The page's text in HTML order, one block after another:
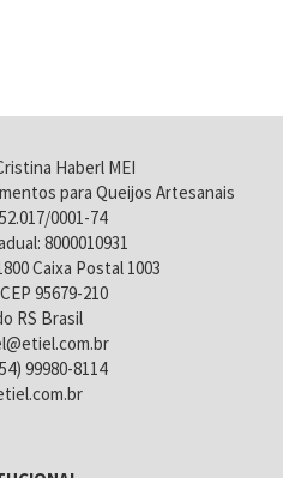
Haberl MEI
para Queijos Artesanais
0001-74
8000010931
Caixa Postal 1003
95679-210
RS Brasil
99980-8114